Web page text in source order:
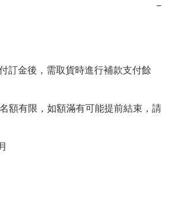
−
訂金後，需取貨時進行補款支付餘
額有限，如額滿有可能提前結束，請